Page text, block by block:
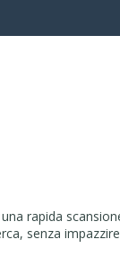
rapida
senza